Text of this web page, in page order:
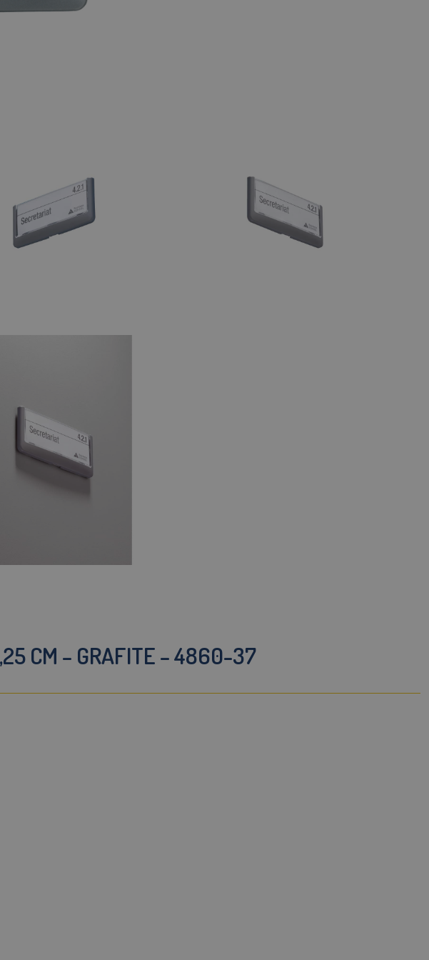
CM – GRAFITE – 4860-37